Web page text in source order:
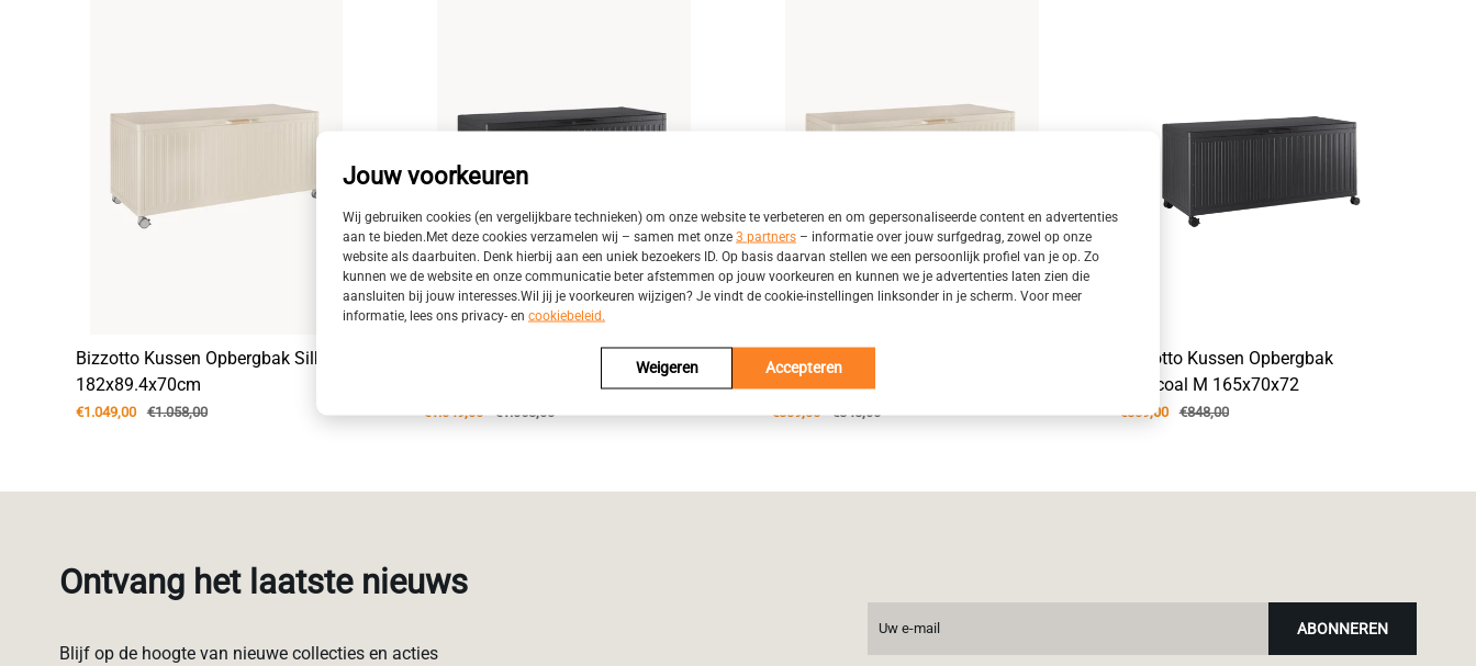
Jouw voorkeuren
Wij gebruiken cookies (en vergelijkbare technieken) om onze website te verbeteren en om gepersonaliseerde content en advertenties
aan te bieden.Met deze cookies verzamelen wij – samen met onze 3 partners – informatie over jouw surfgedrag, zowel op onze
website als daarbuiten. Denk hierbij aan een uniek bezoekers ID. Op basis daarvan stellen we een persoonlijk profiel van je op. Zo
kunnen we de website en onze communicatie beter afstemmen op jouw voorkeuren en kunnen we je advertenties laten zien die
aansluiten bij jouw interesses.Wil jij je voorkeuren wijzigen? Je vindt de cookie-instellingen linksonder in je scherm. Voor meer
informatie, lees ons privacy- en cookiebeleid.
Weigeren Accepteren
Bizzotto Kussen Opbergbak Silk L
182x89.4x70cm
€1.049,00 €1.058,00
Bizzotto Kussen Opbergbak
Charcoal L 182x89.4x70cm
€1.049,00 €1.058,00
Bizzotto Kussen Opbergbak Silk M
165x70x72
€839,00 €848,00
Bizzotto Kussen Opbergbak
Charcoal M 165x70x72
€839,00 €848,00
Ontvang het laatste nieuws
Blijf op de hoogte van nieuwe collecties en acties
ABONNEREN